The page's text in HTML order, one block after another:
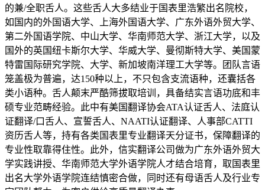
的兼/全职舌人。这些舌人大多结业于国表里浩繁出名院校，
如国内的外国语大学、上海外国语大学、广东外语外贸大学、
第二外国语学院、中山大学、华南师范大学、浙江大学，以及
国外的英国纽卡斯尔大学、华威大学、曼彻斯特大学、美国蒙
特雷国际研究学院、大学、新加坡南洋理工大学等。团队言语
笼盖极为普遍，达150种以上，不只包含支流语种，还囊括各
类小语种。舌人颠末严酷筛拔取培训，具备结实言语功底和丰
硕专业范畴经验。此中有美国翻译协会ATA认证舌人、法庭认
证翻译/口舌人、宣誓舌人、NAATI认证翻译、人事部CATTI
资历舌人等，持有各类国表里专业翻译天分证书，保障翻译的
专业性取靠得住性。此外，信实翻译公司做为广东外语外贸大
学实践讲授、华南师范大学外语学院人才结合培育，取国表里
出名大学外语学院连结慎密合做，同时还有母语舌人及行业专